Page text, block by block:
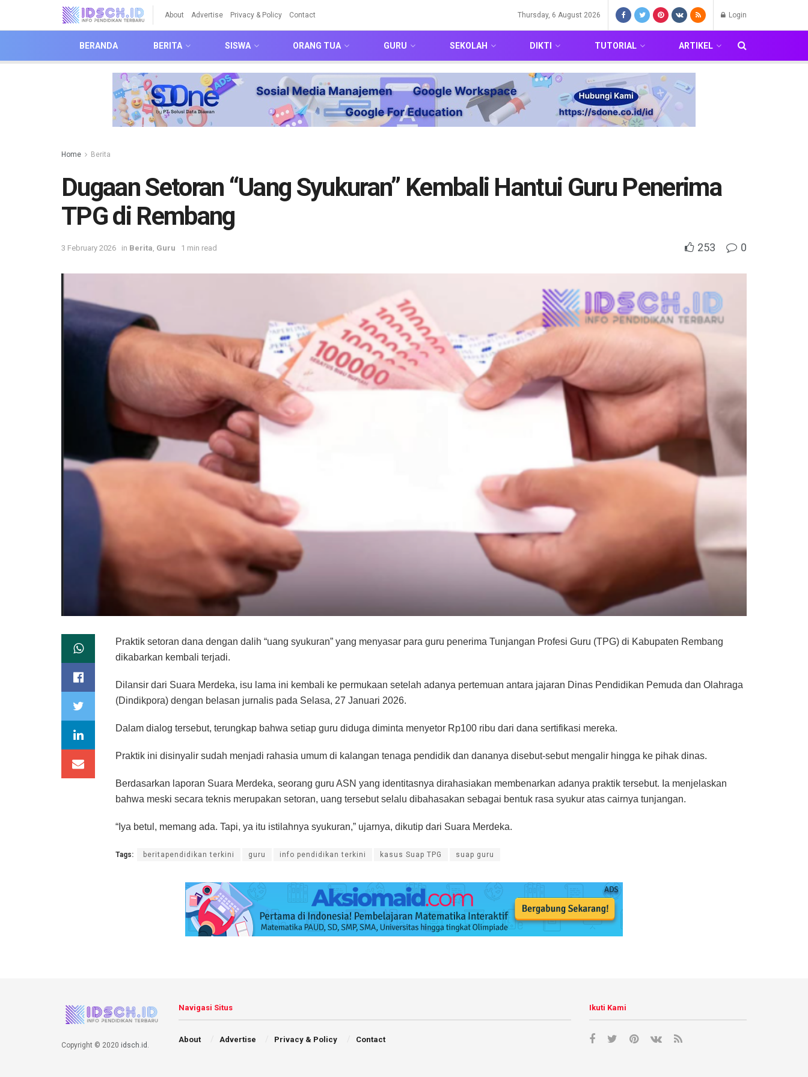
About Advertise Privacy & Policy Contact Thursday, 6 August 2026 Login
BERANDA BERITA SISWA ORANG TUA GURU SEKOLAH DIKTI TUTORIAL ARTIKEL
Home Berita
Dugaan Setoran “Uang Syukuran” Kembali Hantui Guru Penerima
TPG di Rembang
3 February 2026 in Berita Guru 1 min read 253 0
Praktik setoran dana dengan dalih “uang syukuran” yang menyasar para guru penerima Tunjangan Profesi Guru (TPG) di Kabupaten Rembang
dikabarkan kembali terjadi.
Dilansir dari Suara Merdeka, isu lama ini kembali ke permukaan setelah adanya pertemuan antara jajaran Dinas Pendidikan Pemuda dan Olahraga
(Dindikpora) dengan belasan jurnalis pada Selasa, 27 Januari 2026.
Dalam dialog tersebut, terungkap bahwa setiap guru diduga diminta menyetor Rp100 ribu dari dana sertifikasi mereka.
Praktik ini disinyalir sudah menjadi rahasia umum di kalangan tenaga pendidik dan dananya disebut-sebut mengalir hingga ke pihak dinas.
Berdasarkan laporan Suara Merdeka, seorang guru ASN yang identitasnya dirahasiakan membenarkan adanya praktik tersebut. Ia menjelaskan
bahwa meski secara teknis merupakan setoran, uang tersebut selalu dibahasakan sebagai bentuk rasa syukur atas cairnya tunjangan.
“Iya betul, memang ada. Tapi, ya itu istilahnya syukuran,” ujarnya, dikutip dari Suara Merdeka.
Tags: beritapendidikan terkini guru info pendidikan terkini kasus Suap TPG suap guru
Copyright © 2020 idsch.id .
Navigasi Situs
About Advertise Privacy & Policy Contact
Ikuti Kami